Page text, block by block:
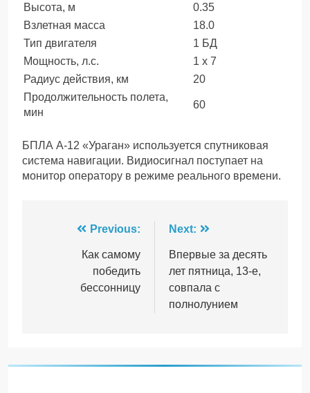
Высота, м
0.35
Взлетная масса
18.0
Тип двигателя
1 БД
Мощность, л.с.
1 х 7
Радиус действия, км
20
Продолжительность полета,
мин
60
БПЛА А-12 «Ураган» используется спутниковая
система навигации. Видиосигнал поступает на
монитор оператору в режиме реального времени.
Навігація
записів
Previous:
Как самому
победить
бессонницу
Next:
Впервые за десять
лет пятница, 13-е,
совпала с
полнолунием